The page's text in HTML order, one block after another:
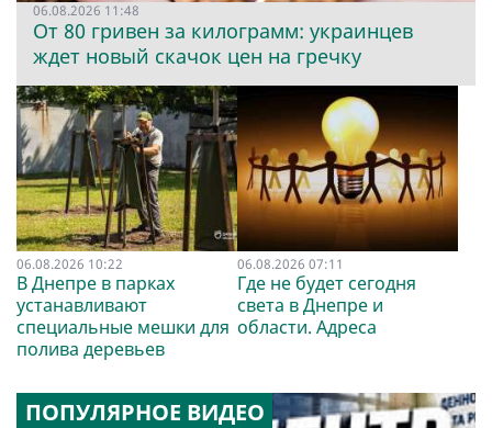
06.08.2026 11:48
От 80 гривен за килограмм: украинцев
ждет новый скачок цен на гречку
06.08.2026 10:22
В Днепре в парках
устанавливают
специальные мешки для
полива деревьев
06.08.2026 07:11
Где не будет сегодня
света в Днепре и
области. Адреса
ПОПУЛЯРНОЕ ВИДЕО